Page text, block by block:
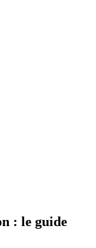
: le guide